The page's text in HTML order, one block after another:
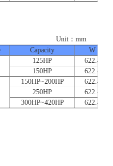
mm
Capacity
W
125HP
622.4
150HP
622.4
150HP~200HP
622.4
250HP
622.4
300HP~420HP 622.4